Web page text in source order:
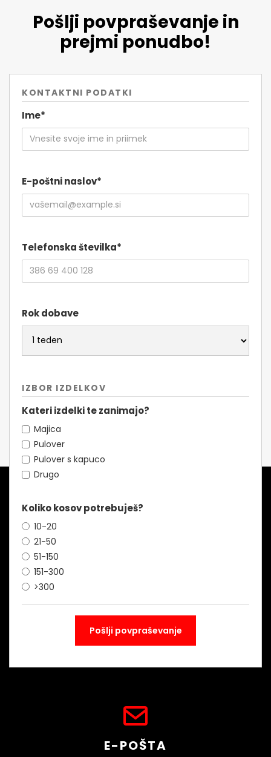
Pošlji povpraševanje in
prejmi ponudbo!
KONTAKTNI PODATKI
Ime*
E-poštni naslov*
Telefonska številka*
Rok dobave
IZBOR IZDELKOV
Kateri izdelki te zanimajo?
Majica
Pulover
Pulover s kapuco
Drugo
Koliko kosov potrebuješ?
10-20
21-50
51-150
151-300
>300
E-POŠTA